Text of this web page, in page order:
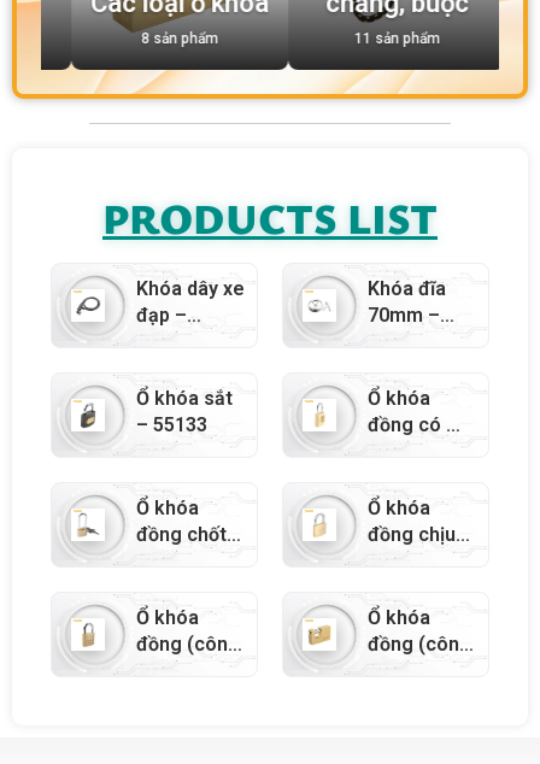
11 sản phẩm
PRODUCTS LIST
Khóa dây xe
đạp –
55170
Khóa đĩa
70mm –
55175
Ổ khóa sắt
– 55133
Ổ khóa
đồng có mã
số – 55122
Ổ khóa
đồng chốt
dài (công
55108
Ổ khóa
đồng chịu
lực (công
55111
Ổ khóa
đồng (công
nghiệp) –
Ổ khóa
đồng (công
nghiệp) –